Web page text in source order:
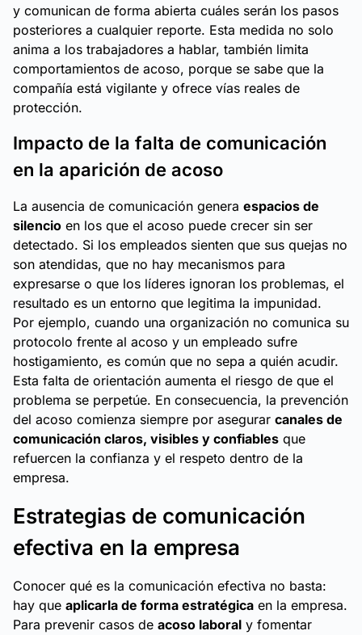
y comunican de forma abierta cuáles serán los pasos
posteriores a cualquier reporte. Esta medida no solo
anima a los trabajadores a hablar, también limita
comportamientos de acoso, porque se sabe que la
compañía está vigilante y ofrece vías reales de
protección.
Impacto de la falta de comunicación
en la aparición de acoso
La ausencia de comunicación genera espacios de
silencio en los que el acoso puede crecer sin ser
detectado. Si los empleados sienten que sus quejas no
son atendidas, que no hay mecanismos para
expresarse o que los líderes ignoran los problemas, el
resultado es un entorno que legitima la impunidad.
Por ejemplo, cuando una organización no comunica su
protocolo frente al acoso y un empleado sufre
hostigamiento, es común que no sepa a quién acudir.
Esta falta de orientación aumenta el riesgo de que el
problema se perpetúe. En consecuencia, la prevención
del acoso comienza siempre por asegurar canales de
comunicación claros, visibles y confiables que
refuercen la confianza y el respeto dentro de la
empresa.
Estrategias de comunicación
efectiva en la empresa
Conocer qué es la comunicación efectiva no basta:
hay que aplicarla de forma estratégica en la empresa.
Para prevenir casos de acoso laboral y fomentar